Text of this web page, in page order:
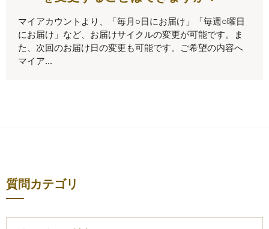
マイアカウントより、「毎月○日にお届け」「毎週○曜日
にお届け」など、お届けサイクルの変更が可能です。ま
た、次回のお届け日の変更も可能です。ご希望の内容へ
マイア...
質問カテゴリ